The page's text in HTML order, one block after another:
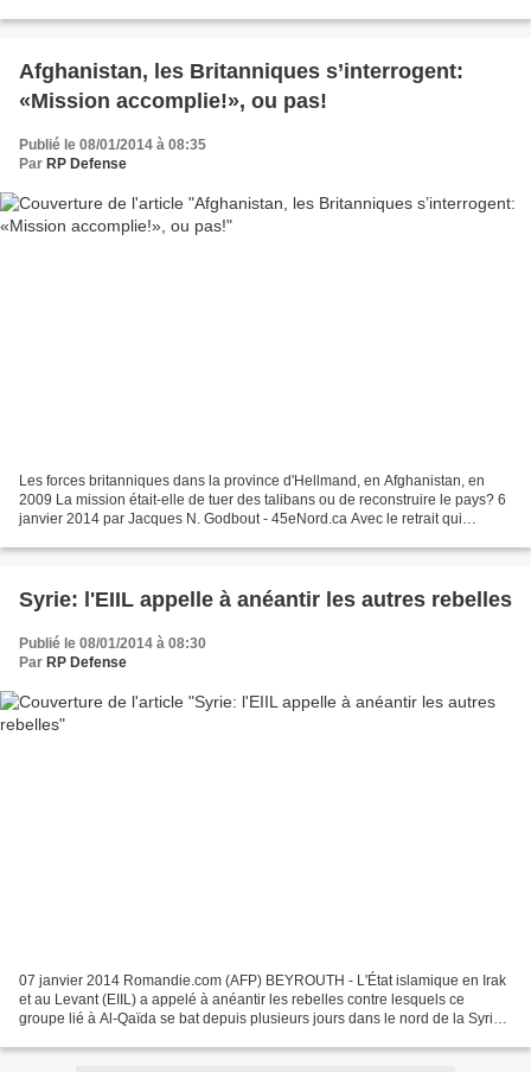
Afghanistan, les Britanniques s’interrogent:
«Mission accomplie!», ou pas!
Publié le 08/01/2014 à 08:35
Par RP Defense
Les forces britanniques dans la province d'Hellmand, en Afghanistan, en
2009 La mission était-elle de tuer des talibans ou de reconstruire le pays? 6
janvier 2014 par Jacques N. Godbout - 45eNord.ca Avec le retrait qui
Syrie: l'EIIL appelle à anéantir les autres rebelles
Publié le 08/01/2014 à 08:30
Par RP Defense
07 janvier 2014 Romandie.com (AFP) BEYROUTH - L'État islamique en Irak
et au Levant (EIIL) a appelé à anéantir les rebelles contre lesquels ce
groupe lié à Al-Qaïda se bat depuis plusieurs jours dans le nord de la Syrie,